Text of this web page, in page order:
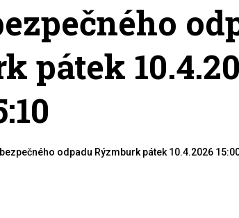
pátek
odpadu Rýzmburk pátek 10.4.2026